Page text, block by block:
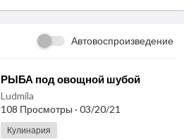
Автовоспроизведение
⁣РЫБА под овощной шубой
Ludmila
108 Просмотры · 03/20/21
Кулинария